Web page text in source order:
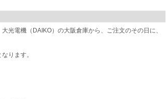
電機（DAIKO）の大阪倉庫から、ご注文のその日に、
ります。